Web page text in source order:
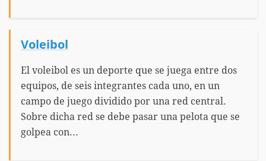
Voleibol
El voleibol es un deporte que se juega entre dos
equipos, de seis integrantes cada uno, en un
campo de juego dividido por una red central.
Sobre dicha red se debe pasar una pelota que se
golpea con...